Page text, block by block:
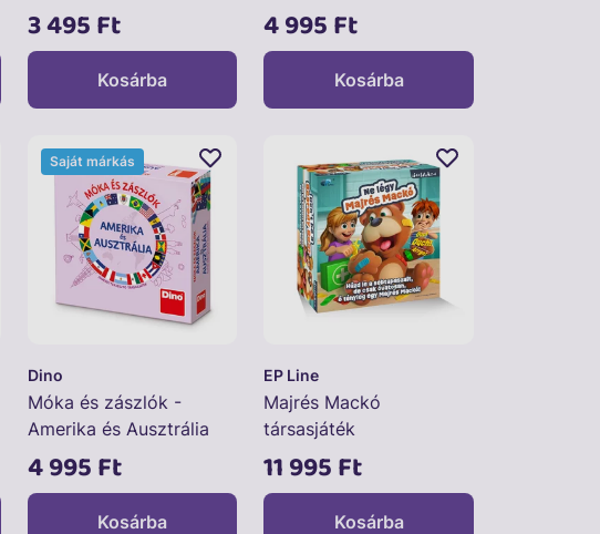
3 495 Ft
Kosárba
társasjáték
4 995 Ft
Kosárba
Dino
Móka és zászlók -
Amerika és Ausztrália
társasjáték
4 995 Ft
Saját márkás
Kosárba
EP Line
Majrés Mackó
társasjáték
11 995 Ft
Kosárba